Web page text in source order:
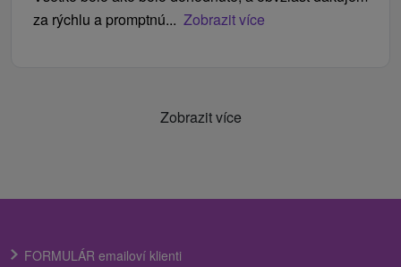
za rýchlu a promptnú... Zobrazit více
Zobrazit více
FORMULÁR emailoví klienti